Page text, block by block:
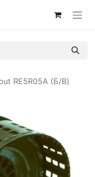
RE5R05A (Б/В)